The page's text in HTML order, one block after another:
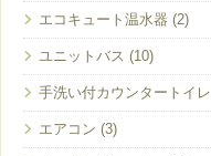
エコキュート温水器
ユニットバス
手洗い付カウンタートイレ
エアコン